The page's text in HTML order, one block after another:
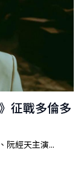
征戰多倫多
阮經天主演...